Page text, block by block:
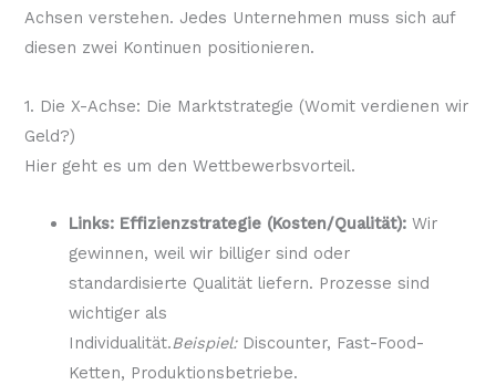
Achsen verstehen. Jedes Unternehmen muss sich auf
diesen zwei Kontinuen positionieren.
1. Die X-Achse: Die Marktstrategie (Womit verdienen wir
Geld?)
Hier geht es um den Wettbewerbsvorteil.
Links: Effizienzstrategie (Kosten/Qualität):Wir
gewinnen, weil wir billiger sind oder
standardisierte Qualität liefern. Prozesse sind
wichtiger als
Individualität.Beispiel:Discounter, Fast-Food-
Ketten, Produktionsbetriebe.